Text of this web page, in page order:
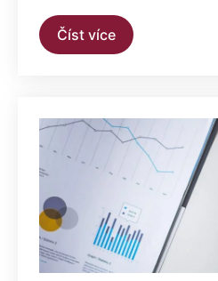
Číst více